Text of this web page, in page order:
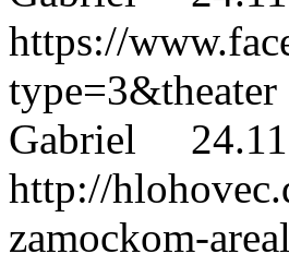
https://
type=3&theater
Gabriel
http://
zamockom-